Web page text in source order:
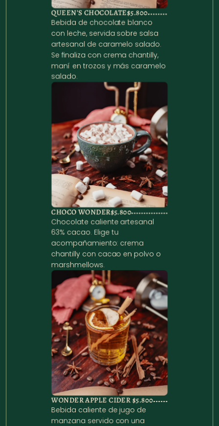
QUEEN’S CHOCOLATE$5.800
Bebida de chocolate blanco
con leche, servida sobre salsa
artesanal de caramelo salado.
Se finaliza con crema chantilly,
maní en trozos y más caramelo
salado.
CHOCO WONDER$5.800
Chocolate caliente artesanal
63% cacao. Elige tu
acompañamiento: crema
chantilly con cacao en polvo o
marshmellows.
WONDER APPLE CIDER $5.800
Bebida caliente de jugo de
manzana servido con una